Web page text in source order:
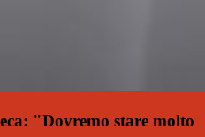
"Dovremo stare molto